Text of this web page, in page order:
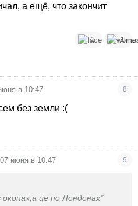
а ещё, что закончит
1 1
в 10:47 8
без земли :(
07 июня в 10:47 9
це по Лондонах*